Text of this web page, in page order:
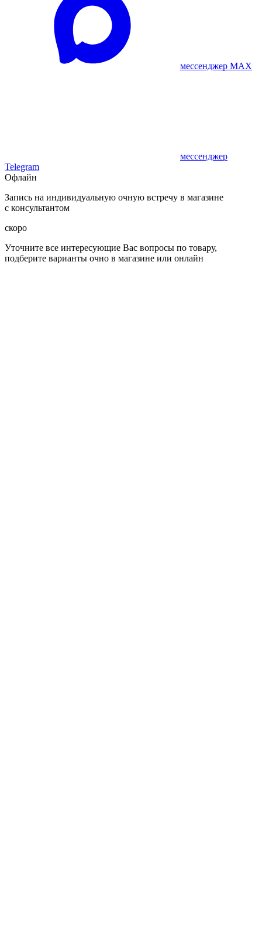
мессенджер MAX
мессенджер
Telegram
Офлайн
Запись на индивидуальную очную встречу в магазине
с консультантом
скоро
Уточните все интересующие Вас вопросы по товару,
подберите варианты очно в магазине или онлайн